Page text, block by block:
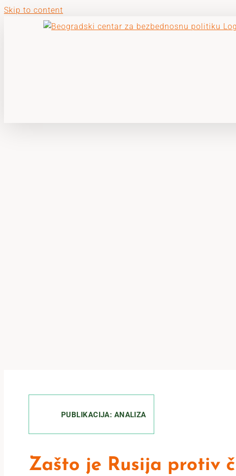
Skip to content
PUBLIKACIJA: ANALIZA
Zašto je Rusija protiv